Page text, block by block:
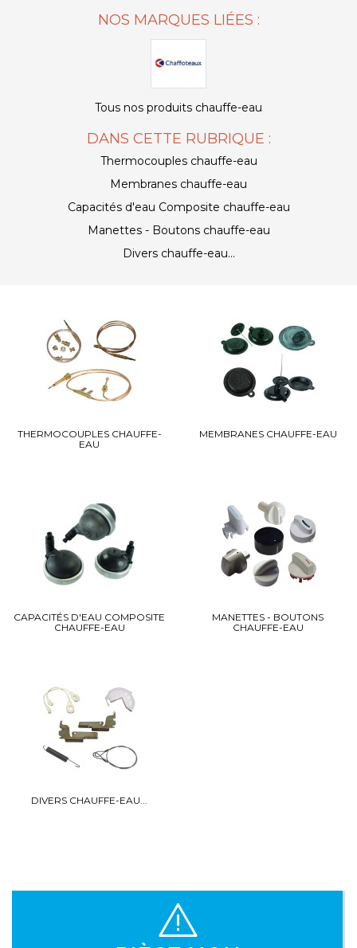
NOS MARQUES LIÉES :
Tous nos produits chauffe-eau
DANS CETTE RUBRIQUE :
Thermocouples chauffe-eau
Membranes chauffe-eau
Capacités d'eau Composite chauffe-eau
Manettes - Boutons chauffe-eau
Divers chauffe-eau...
THERMOCOUPLES CHAUFFE-
EAU
MEMBRANES CHAUFFE-EAU
CAPACITÉS D'EAU COMPOSITE
CHAUFFE-EAU
MANETTES - BOUTONS
CHAUFFE-EAU
DIVERS CHAUFFE-EAU...